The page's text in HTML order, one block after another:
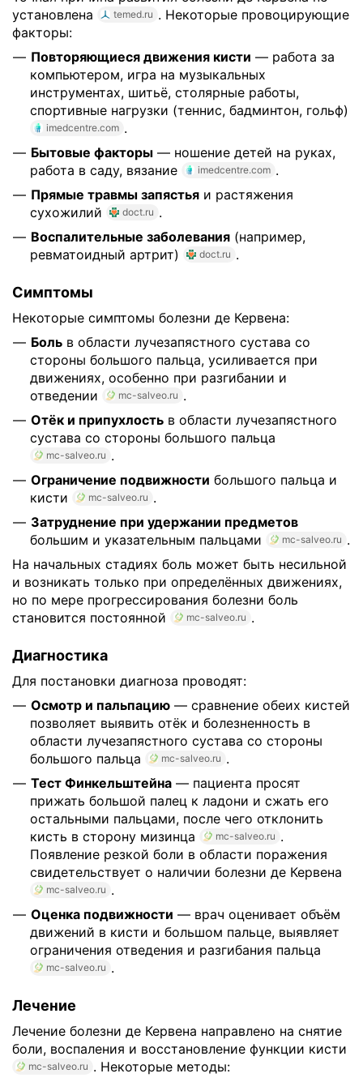
установлена
temed.ru . Некоторые провоцирующие
факторы:
Повторяющиеся движения кисти — работа за
компьютером, игра на музыкальных
инструментах, шитьё, столярные работы,
спортивные нагрузки (теннис, бадминтон, гольф)
imedcentre.com .
Бытовые факторы — ношение детей на руках,
работа в саду, вязание
imedcentre.com .
Прямые травмы запястья и растяжения
сухожилий
doct.ru .
Воспалительные заболевания (например,
ревматоидный артрит)
doct.ru .
Симптомы
Некоторые симптомы болезни де Кервена:
Боль в области лучезапястного сустава со
стороны большого пальца, усиливается при
движениях, особенно при разгибании и
отведении
mc-salveo.ru .
Отёк и припухлость в области лучезапястного
сустава со стороны большого пальца
mc-salveo.ru .
Ограничение подвижности большого пальца и
кисти
mc-salveo.ru .
Затруднение при удержании предметов
большим и указательным пальцами
mc-salveo.ru .
На начальных стадиях боль может быть несильной
и возникать только при определённых движениях,
но по мере прогрессирования болезни боль
становится постоянной
mc-salveo.ru .
Диагностика
Для постановки диагноза проводят:
Осмотр и пальпацию — сравнение обеих кистей
позволяет выявить отёк и болезненность в
области лучезапястного сустава со стороны
большого пальца
mc-salveo.ru .
Тест Финкельштейна — пациента просят
прижать большой палец к ладони и сжать его
остальными пальцами, после чего отклонить
кисть в сторону мизинца
mc-salveo.ru .
Появление резкой боли в области поражения
свидетельствует о наличии болезни де Кервена
mc-salveo.ru .
Оценка подвижности — врач оценивает объём
движений в кисти и большом пальце, выявляет
ограничения отведения и разгибания пальца
mc-salveo.ru .
Лечение
Лечение болезни де Кервена направлено на снятие
боли, воспаления и восстановление функции кисти
mc-salveo.ru . Некоторые методы: